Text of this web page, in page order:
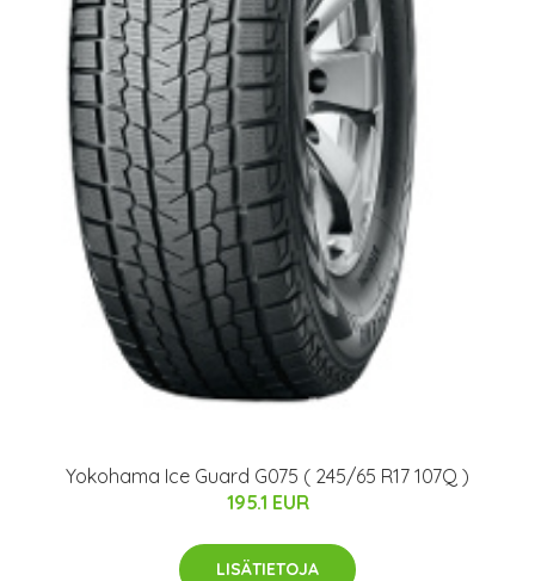
Yokohama Ice Guard G075 ( 245/65 R17 107Q )
195.1 EUR
LISÄTIETOJA